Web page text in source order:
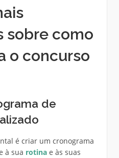
sobre como
o concurso
de
é criar um cronograma
à sua rotinae às suas